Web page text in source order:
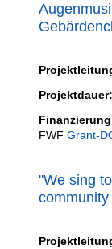
Projektdauer:
FWF Grant-
"We sing
community